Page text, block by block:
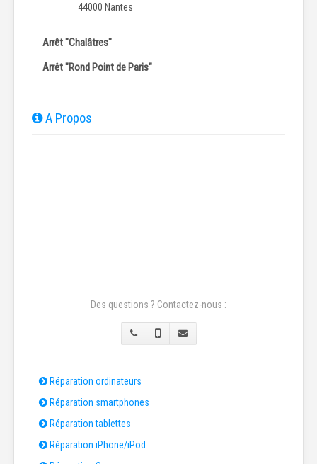
44000 Nantes
Arrêt "Chalâtres"
Arrêt "Rond Point de Paris"
A Propos
Des questions ? Contactez-nous :
Réparation ordinateurs
Réparation smartphones
Réparation tablettes
Réparation iPhone/iPod